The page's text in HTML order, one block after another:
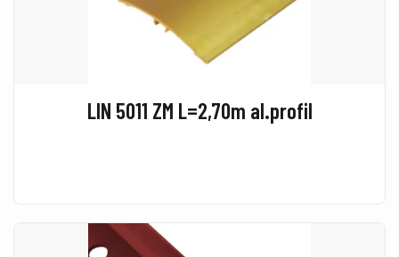
LIN 5011 ZM L=2,70m al.profil